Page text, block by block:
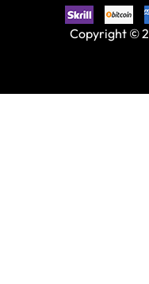
Copyright ©